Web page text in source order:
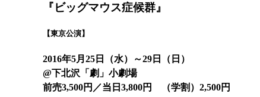
『ビッグマウス症候群』
【東京公演】
2016年5月25日（水） ～29 日（日）
@下北沢「劇」 小劇場
前売3,500円／当日3,800円 （学割）2,500円